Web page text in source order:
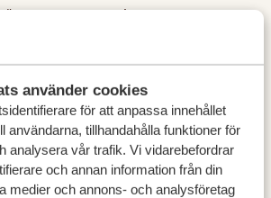
använder cookies
för att anpassa innehållet
användarna, tillhandahålla funktioner för
analysera vår trafik. Vi vidarebefordrar
och annan information från din
medier och annons- och analysföretag
fisk och skaldjur och upplev
i ett tropiskt paradis.
Kivulini Lodge
Eco Resort Mafia Island
Pole Bungalows